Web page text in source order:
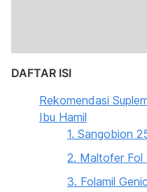
DAFTAR ISI
Rekomendasi
Ibu Hamil
1. Sangobion
2. Maltofer Fol
3. Folamil